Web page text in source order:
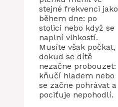
stejné frekvenci jako
během dne: po
stolici nebo když se
naplní vlhkostí.
Musíte však počkat,
dokud se dítě
nezačne probouzet:
kňučí hladem nebo
se začne pohrávat a
pociťuje nepohodlí.